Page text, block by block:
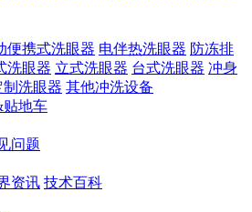
便携式洗眼器 电伴热洗眼器 防冻排
洗眼器 立式洗眼器 台式洗眼器 冲身
洗眼器 其他冲洗设备
贴地车
问题
资讯 技术百科